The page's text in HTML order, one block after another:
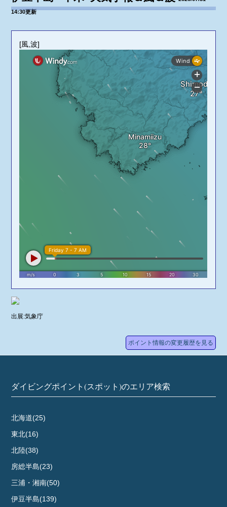
14:30更新
[風,波]
出展:気象庁
ポイント情報の変更履歴を見る
ダイビングポイント(スポット)のエリア検索
北海道(25)
東北(16)
北陸(38)
房総半島(23)
三浦・湘南(50)
伊豆半島(139)